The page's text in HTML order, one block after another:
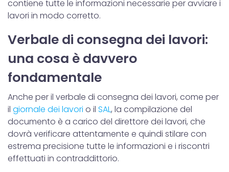
contiene tutte le informazioni necessarie per avviare i
lavori in modo corretto.
Verbale di consegna dei lavori:
una cosa è davvero
fondamentale
Anche per il verbale di consegna dei lavori, come per
il giornale dei lavori o il SAL, la compilazione del
documento è a carico del direttore dei lavori, che
dovrà verificare attentamente e quindi stilare con
estrema precisione tutte le informazioni e i riscontri
effettuati in contraddittorio.